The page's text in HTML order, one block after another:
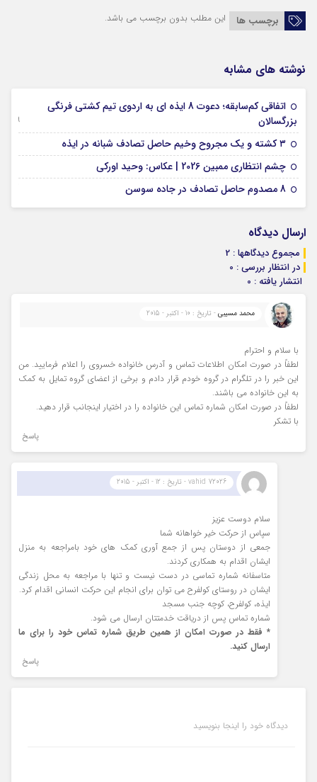
برچسب ها این مطلب بدون برچسب می باشد.
نوشته های مشابه
اتفاقی کم‌سابقه؛ دعوت 8 ایذه ای به اردوی تیم کشتی فرنگی
بزرگسالان
09 جولای 2026
۳ کشته و یک مجروح وخیم حاصل تصادف شبانه در ایذه
چشم انتظاری ممبین 2026 | عکاس: وحید اورکی
8 مصدوم حاصل تصادف در جاده سوسن
ارسال دیدگاه
مجموع دیدگاهها : 2
در انتظار بررسی : 0
انتشار یافته : 0
محمد مسیبی - تاریخ : 10 - اکتبر - 2015
با سلام و احترام
لطفاً در صورت امکان اطلاعات تماس و آدرس خانواده خسروی را اعلام فرمایید. من
این خبر را در تلگرام در گروه خودم قرار دادم و برخی از اعضای گروه تمایل به کمک
به این خانواده می باشند.
لطفاً در صورت امکان شماره تماس این خانواده را در اختیار اینجانب قرار دهید.
با تشکر
پاسخ
vahid 72026 - تاریخ : 12 - اکتبر - 2015
سلام دوست عزیز
سپاس از حرکت خیر خواهانه شما
جمعی از دوستان پس از جمع آوری کمک های خود بامراجعه به منزل
ایشان اقدام به همکاری کردند.
متاسفانه شماره تماسی در دست نیست و تنها با مراجعه به محل زندگی
ایشان در روستای کولفرح می توان برای انجام این حرکت انسانی اقدام کرد.
ایذه، کولفرح، کوچه جنب مسجد
شماره تماس پس از دریاقت خدمتتان ارسال می شود.
* فقط در صورت امکان از همین طریق شماره تماس خود را برای ما
ارسال کنید.
پاسخ
دیدگاه خود را اینجا بنویسید